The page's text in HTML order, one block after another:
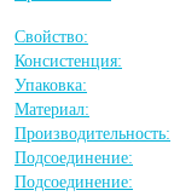
Свойство:
Консистенция:
Упаковка:
Материал:
Производительность:
Подсоединение:
Подсоединение: